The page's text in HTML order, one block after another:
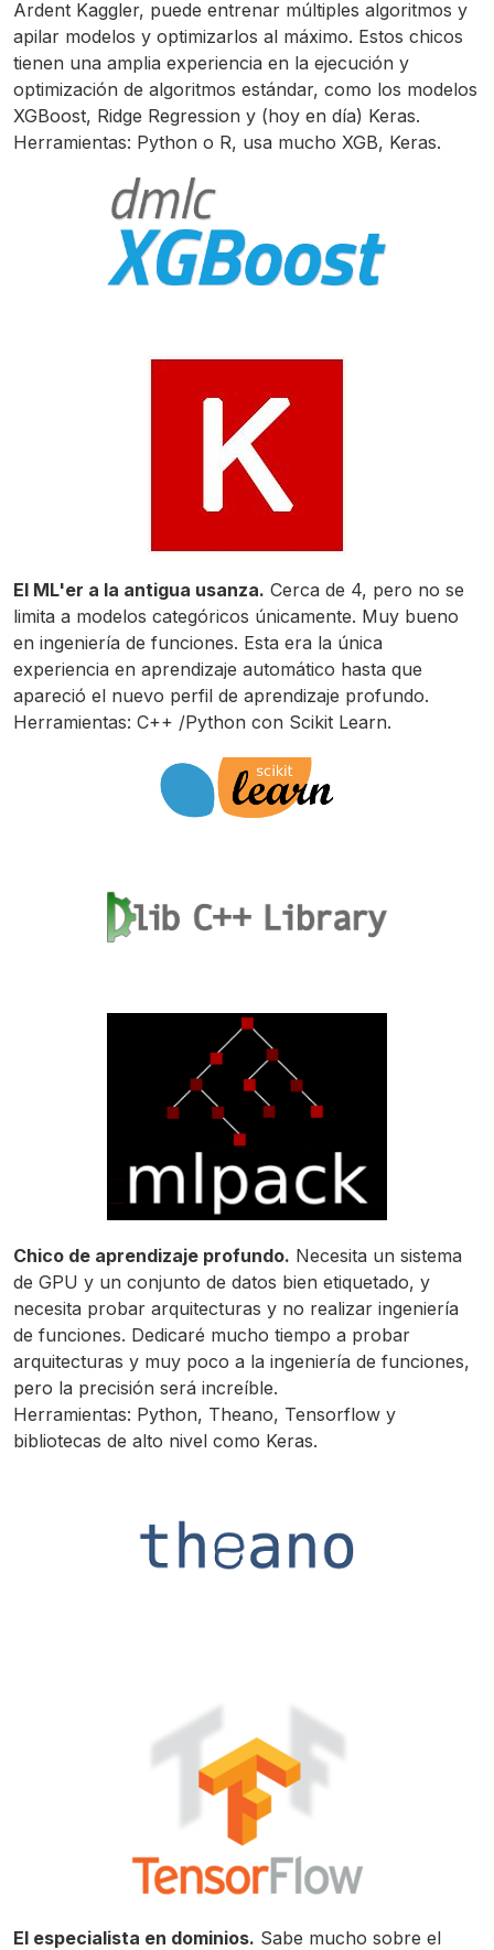
Ardent Kaggler, puede entrenar múltiples algoritmos y
apilar modelos y optimizarlos al máximo. Estos chicos
tienen una amplia experiencia en la ejecución y
optimización de algoritmos estándar, como los modelos
XGBoost, Ridge Regression y (hoy en día) Keras.
Herramientas: Python o R, usa mucho XGB, Keras.
El ML'er a la antigua usanza. Cerca de 4, pero no se
limita a modelos categóricos únicamente. Muy bueno
en ingeniería de funciones. Esta era la única
experiencia en aprendizaje automático hasta que
apareció el nuevo perfil de aprendizaje profundo.
Herramientas: C++ /Python con Scikit Learn.
Chico de aprendizaje profundo. Necesita un sistema
de GPU y un conjunto de datos bien etiquetado, y
necesita probar arquitecturas y no realizar ingeniería
de funciones. Dedicaré mucho tiempo a probar
arquitecturas y muy poco a la ingeniería de funciones,
pero la precisión será increíble.
Herramientas: Python, Theano, Tensorflow y
bibliotecas de alto nivel como Keras.
El especialista en dominios. Sabe mucho sobre el